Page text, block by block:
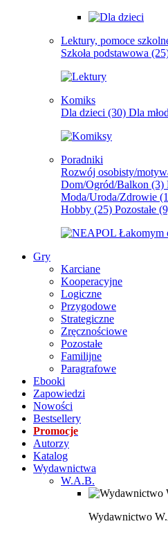
Lektury, pomoce
Szkoła podstawowa
Komiks
Dla dzieci (30) Dla
Poradniki
Rozwój osobisty/
Dom/Ogród/Balkon (3)
Moda/Uroda/Zdrowie
Hobby (25) Pozostałe
Gry
Karciane
Kooperacyjne
Logiczne
Przygodowe
Strategiczne
Zręcznościowe
Pozostałe
Familijne
Paragrafowe
Ebooki
Zapowiedzi
Nowości
Bestsellery
Promocje
Autorzy
Katalog
Wydawnictwa
W.A.B.
Wydawnictwo